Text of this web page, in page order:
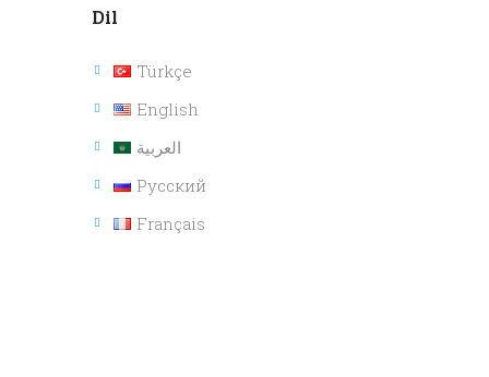
Dil
Türkçe
English
العربية
Русский
Français